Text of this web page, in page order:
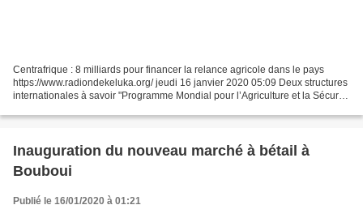
Centrafrique : 8 milliards pour financer la relance agricole dans le pays
https://www.radiondekeluka.org/ jeudi 16 janvier 2020 05:09 Deux structures
internationales à savoir "Programme Mondial pour l’Agriculture et la Sécurité
Inauguration du nouveau marché à bétail à
Bouboui
Publié le 16/01/2020 à 01:21